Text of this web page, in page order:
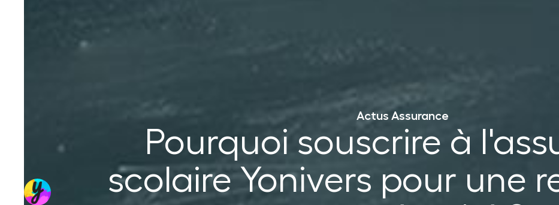
Actus Assurance
Pourquoi souscrire à
scolaire Yonivers pour une